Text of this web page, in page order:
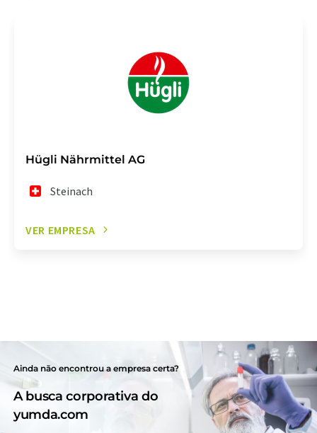
Hügli Nährmittel AG
Steinach
VER EMPRESA
Ainda não encontrou a empresa certa?
A busca corporativa do
yumda.com